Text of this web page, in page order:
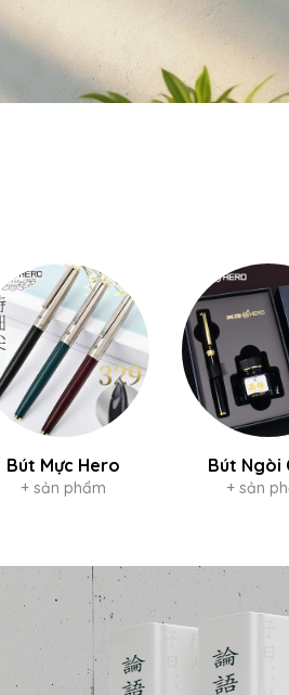
Bút Mực Hero
+ sản phẩm
Bút Ngòi
+ sản